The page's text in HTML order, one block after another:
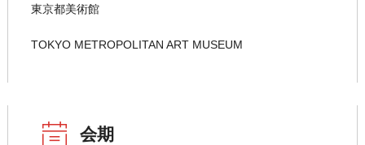
東京都美術館
TOKYO METROPOLITAN ART MUSEUM
会期